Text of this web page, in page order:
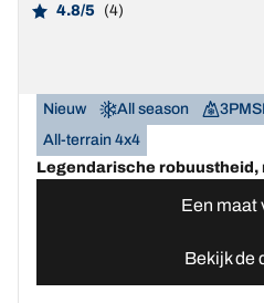
4.8/5 (4)
Nieuw All season
All-terrain 4x4
Legendarische robuustheid,
Een maat
Bekijk de